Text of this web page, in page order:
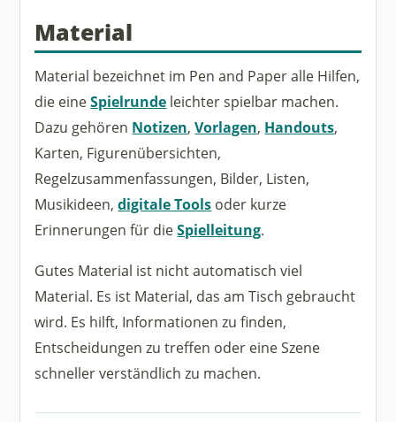
Material
Material bezeichnet im Pen and Paper alle Hilfen,
die eineSpielrunde leichter spielbar machen.
Dazu gehören Notizen,Vorlagen, Handouts,
Karten, Figurenübersichten,
Regelzusammenfassungen, Bilder, Listen,
Musikideen,digitale Tools oder kurze
Erinnerungen für dieSpielleitung.
Gutes Material ist nicht automatisch viel
Material. Es ist Material, das am Tisch gebraucht
wird. Es hilft, Informationen zu finden,
Entscheidungen zu treffen oder eine Szene
schneller verständlich zu machen.